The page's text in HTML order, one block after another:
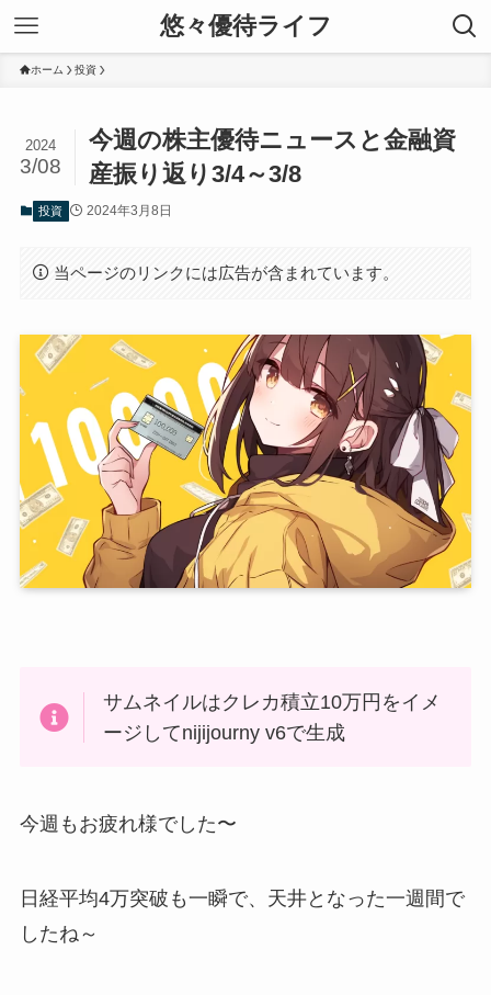
悠々優待ライフ
ホーム 投資
今週の株主優待ニュースと金融資
産振り返り3/4～3/8
2024
3/08
投資 2024年3月8日
当ページのリンクには広告が含まれています。
サムネイルはクレカ積立10万円をイメ
ージしてnijijourny v6で生成
今週もお疲れ様でした〜
日経平均4万突破も一瞬で、天井となった一週間で
したね～